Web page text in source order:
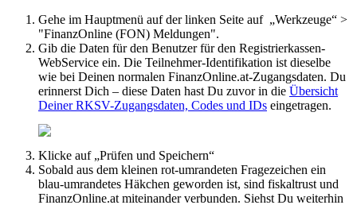
Gehe im Hauptmenü auf der linken Seite auf „Werkzeuge“ >
"FinanzOnline (FON) Meldungen".
Gib die Daten für den Benutzer für den Registrierkassen-
WebService ein. Die Teilnehmer-Identifikation ist dieselbe
wie bei Deinen normalen FinanzOnline.at-Zugangsdaten. Du
erinnerst Dich – diese Daten hast Du zuvor in die Übersicht
Deiner RKSV-Zugangsdaten, Codes und IDs eingetragen.
Klicke auf „Prüfen und Speichern“
Sobald aus dem kleinen rot-umrandeten Fragezeichen ein
blau-umrandetes Häkchen geworden ist, sind fiskaltrust und
FinanzOnline.at miteinander verbunden. Siehst Du weiterhin